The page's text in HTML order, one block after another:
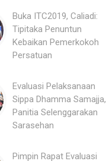
Buka ITC2019, Caliadi:
Tipitaka Penuntun
Kebaikan Pemerkokoh
Persatuan
Evaluasi Pelaksanaan
Sippa Dhamma Samajja,
Panitia Selenggarakan
Sarasehan
Pimpin Rapat Evaluasi